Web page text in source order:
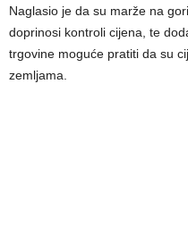
Naglasio je da su marže na
doprinosi kontroli cijena, te
trgovine moguće pratiti da su
zemljama.